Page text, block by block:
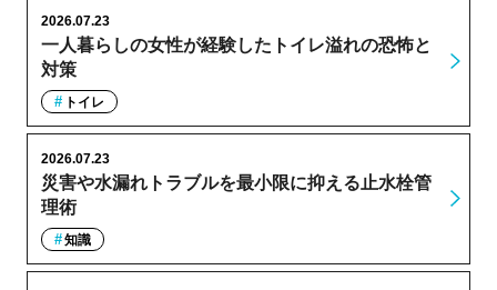
一人暮らしの女性が経験したトイレ溢れの恐怖と
対策
2026.07.23
トイレ
災害や水漏れトラブルを最小限に抑える止水栓管
理術
2026.07.23
知識